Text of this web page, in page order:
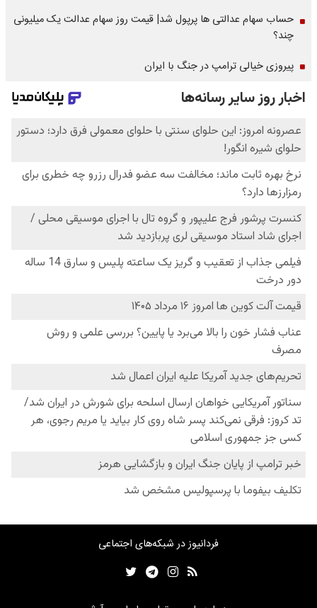
حساب سهام عدالتی ها پرپول شد| قیمت روز سهام عدالت یک میلیونی
چند؟
پیروزی خیالی ترامپ در جنگ با ایران
فردانیوز در شبکه‌های اجتماعی